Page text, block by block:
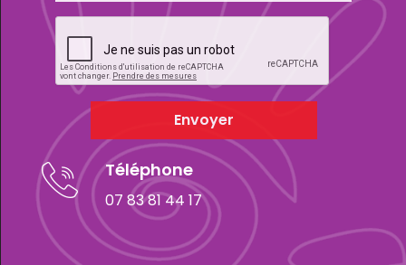
Envoyer
Téléphone
07 83 81 44 17